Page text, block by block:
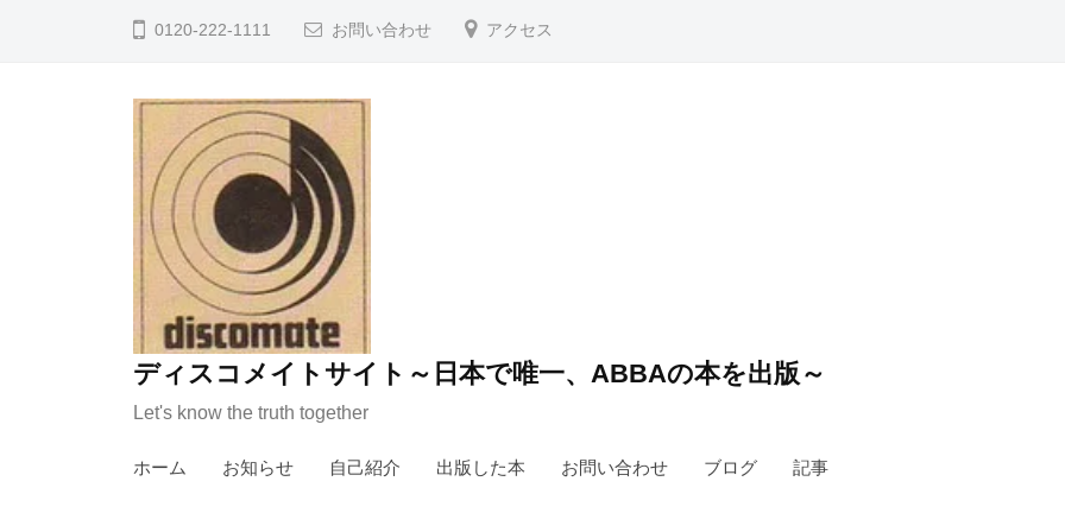
0120-222-1111 お問い合わせ アクセス
ディスコメイトサイト～日本で唯一、ABBAの本を出版～
Let's know the truth together
ホーム お知らせ 自己紹介 出版した本 お問い合わせ ブログ 記事